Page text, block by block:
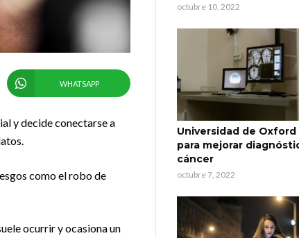
WHATSAPP
y decide conectarse a
como el robo de
ocurrir y ocasiona un
octubre 10, 2022
Universidad de Oxford
para mejorar
cáncer
octubre 7, 2022